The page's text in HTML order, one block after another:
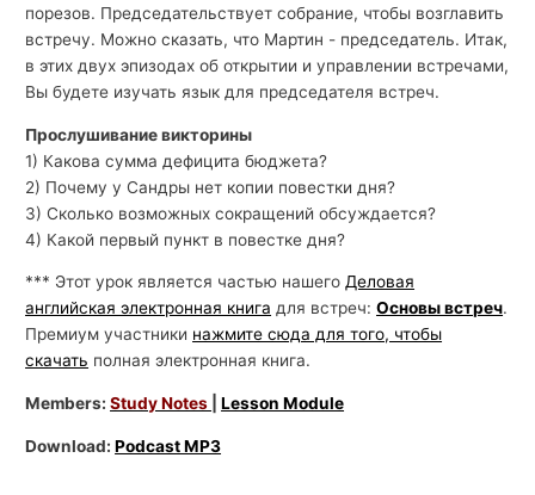
порезов. Председательствует собрание, чтобы возглавить
встречу. Можно сказать, что Мартин - председатель. Итак,
в этих двух эпизодах об открытии и управлении встречами,
Вы будете изучать язык для председателя встреч.
Прослушивание викторины
1) Какова сумма дефицита бюджета?
2) Почему у Сандры нет копии повестки дня?
3) Сколько возможных сокращений обсуждается?
4) Какой первый пункт в повестке дня?
*** Этот урок является частью нашегоДеловая
английская электронная книга для встреч:Основы встреч.
Премиум участники нажмите сюда для того, чтобы
скачать полная электронная книга.
Members:Study Notes |Lesson Module
Download:Podcast MP3